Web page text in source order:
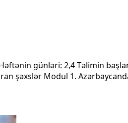
günləri: 2,4 Təlimin
şəxslər Modul 1.